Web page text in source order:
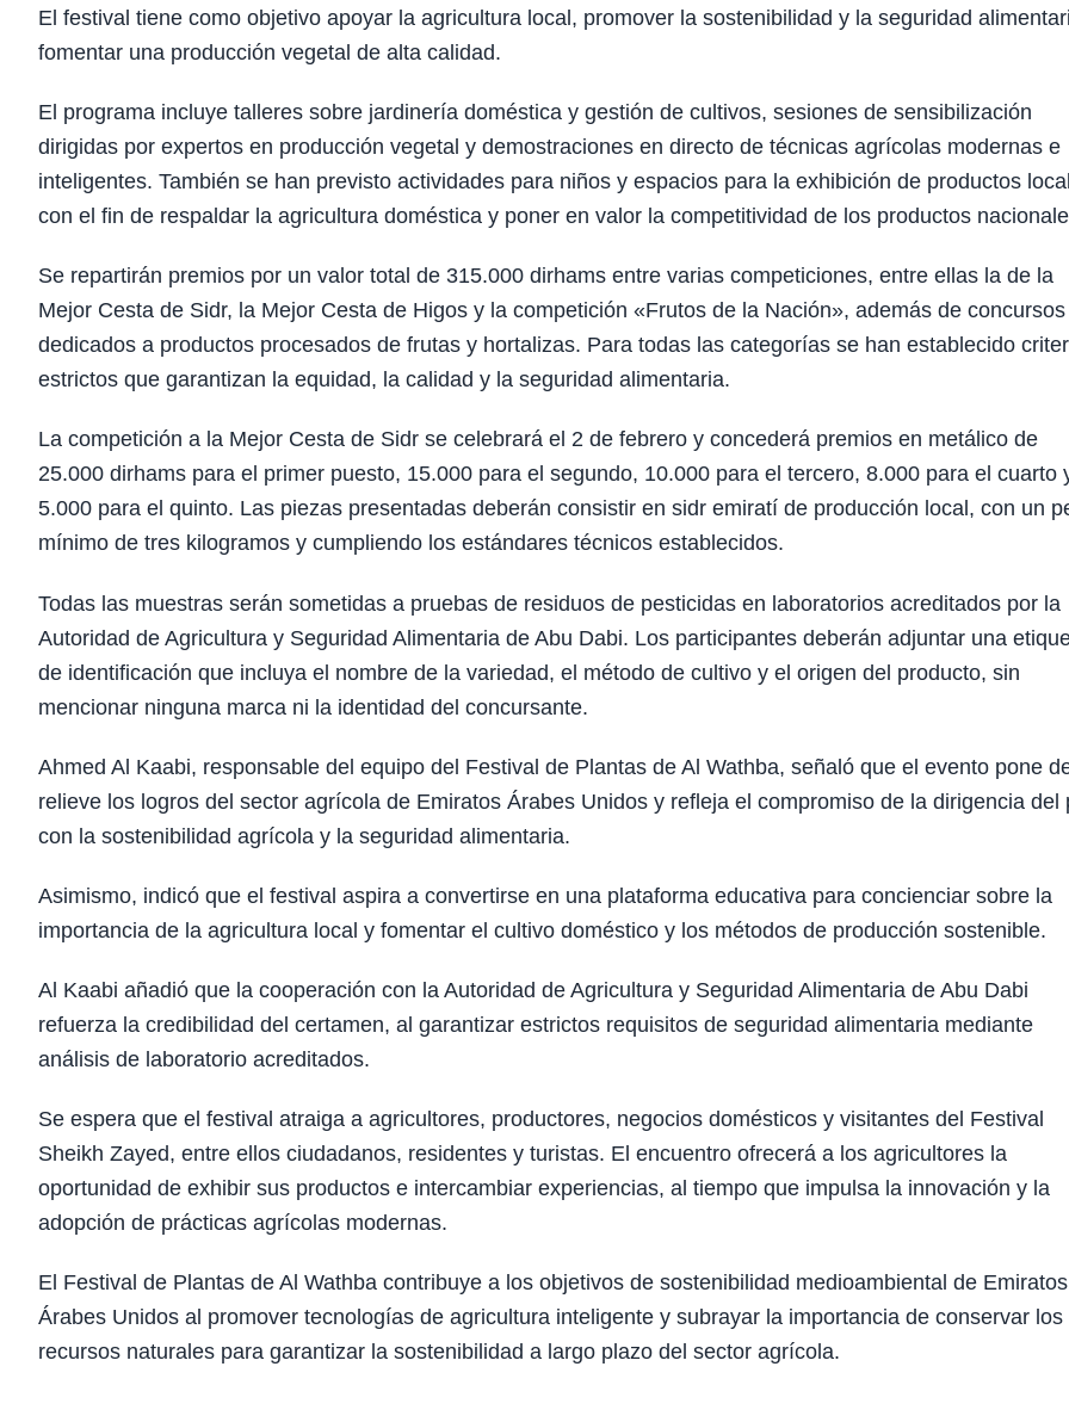
El festival tiene como objetivo apoyar la agricultura local, promover la sostenibilidad y la seguridad
fomentar una producción vegetal de alta calidad.
El programa incluye talleres sobre jardinería doméstica y gestión de cultivos, sesiones de sensibilización
dirigidas por expertos en producción vegetal y demostraciones en directo de técnicas agrícolas modernas e
inteligentes. También se han previsto actividades para niños y espacios para la exhibición de productos
con el fin de respaldar la agricultura doméstica y poner en valor la competitividad de los productos
Se repartirán premios por un valor total de 315.000 dirhams entre varias competiciones, entre ellas la de la
Mejor Cesta de Sidr, la Mejor Cesta de Higos y la competición «Frutos de la Nación», además de concursos
dedicados a productos procesados de frutas y hortalizas. Para todas las categorías se han establecido
estrictos que garantizan la equidad, la calidad y la seguridad alimentaria.
La competición a la Mejor Cesta de Sidr se celebrará el 2 de febrero y concederá premios en metálico de
25.000 dirhams para el primer puesto, 15.000 para el segundo, 10.000 para el tercero, 8.000 para el cuarto
5.000 para el quinto. Las piezas presentadas deberán consistir en sidr emiratí de producción local, con un
mínimo de tres kilogramos y cumpliendo los estándares técnicos establecidos.
Todas las muestras serán sometidas a pruebas de residuos de pesticidas en laboratorios acreditados por la
Autoridad de Agricultura y Seguridad Alimentaria de Abu Dabi. Los participantes deberán adjuntar una
de identificación que incluya el nombre de la variedad, el método de cultivo y el origen del producto, sin
mencionar ninguna marca ni la identidad del concursante.
Ahmed Al Kaabi, responsable del equipo del Festival de Plantas de Al Wathba, señaló que el evento pone
relieve los logros del sector agrícola de Emiratos Árabes Unidos y refleja el compromiso de la dirigencia del
con la sostenibilidad agrícola y la seguridad alimentaria.
Asimismo, indicó que el festival aspira a convertirse en una plataforma educativa para concienciar sobre la
importancia de la agricultura local y fomentar el cultivo doméstico y los métodos de producción sostenible.
Al Kaabi añadió que la cooperación con la Autoridad de Agricultura y Seguridad Alimentaria de Abu Dabi
refuerza la credibilidad del certamen, al garantizar estrictos requisitos de seguridad alimentaria mediante
análisis de laboratorio acreditados.
Se espera que el festival atraiga a agricultores, productores, negocios domésticos y visitantes del Festival
Sheikh Zayed, entre ellos ciudadanos, residentes y turistas. El encuentro ofrecerá a los agricultores la
oportunidad de exhibir sus productos e intercambiar experiencias, al tiempo que impulsa la innovación y la
adopción de prácticas agrícolas modernas.
El Festival de Plantas de Al Wathba contribuye a los objetivos de sostenibilidad medioambiental de Emiratos
Árabes Unidos al promover tecnologías de agricultura inteligente y subrayar la importancia de conservar los
recursos naturales para garantizar la sostenibilidad a largo plazo del sector agrícola.